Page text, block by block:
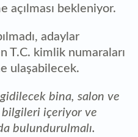
açılması bekleniyor.
adaylar
T.C. kimlik numaraları
ulaşabilecek.
bina, salon ve
içeriyor ve
bulundurulmalı.